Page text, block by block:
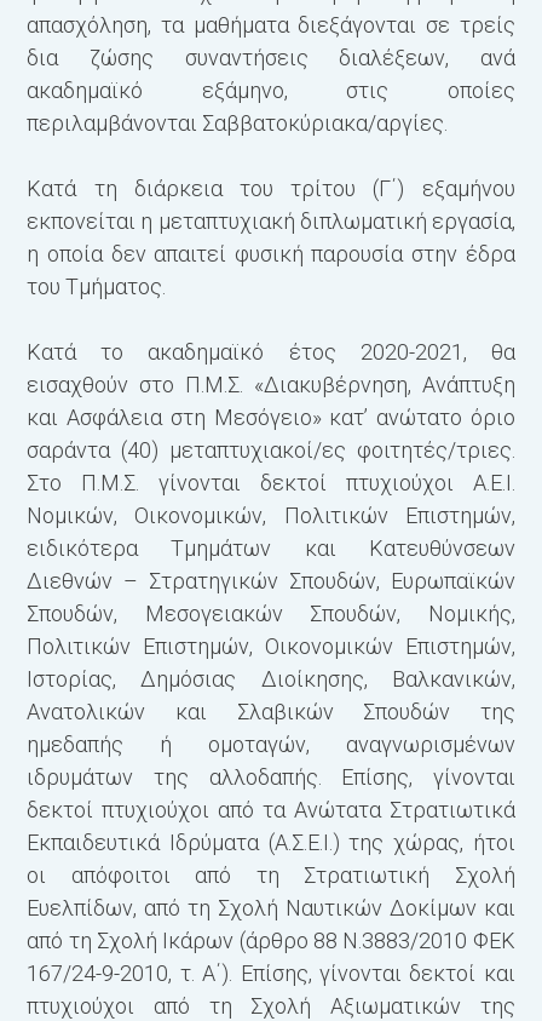
απασχόληση, τα μαθήματα διεξάγονται σε τρείς
δια ζώσης συναντήσεις διαλέξεων, ανά
ακαδημαϊκό εξάμηνο, στις οποίες
περιλαμβάνονται Σαββατοκύριακα/αργίες.
Κατά τη διάρκεια του τρίτου (Γ΄) εξαµήνου
εκπονείται η μεταπτυχιακή διπλωματική εργασία,
η οποία δεν απαιτεί φυσική παρουσία στην έδρα
του Τμήματος.
Κατά το ακαδημαϊκό έτος 2020-2021, θα
εισαχθούν στο Π.Μ.Σ. «Διακυβέρνηση, Ανάπτυξη
και Ασφάλεια στη Μεσόγειο» κατ’ ανώτατο όριο
σαράντα (40) μεταπτυχιακοί/ες φοιτητές/τριες.
Στο Π.Μ.Σ. γίνονται δεκτοί πτυχιούχοι Α.Ε.Ι.
Νομικών, Οικονομικών, Πολιτικών Επιστημών,
ειδικότερα Τμημάτων και Κατευθύνσεων
Διεθνών – Στρατηγικών Σπουδών, Ευρωπαϊκών
Σπουδών, Μεσογειακών Σπουδών, Νομικής,
Πολιτικών Επιστημών, Οικονομικών Επιστημών,
Ιστορίας, Δημόσιας Διοίκησης, Βαλκανικών,
Ανατολικών και Σλαβικών Σπουδών της
ημεδαπής ή ομοταγών, αναγνωρισμένων
ιδρυμάτων της αλλοδαπής. Επίσης, γίνονται
δεκτοί πτυχιούχοι από τα Ανώτατα Στρατιωτικά
Εκπαιδευτικά Ιδρύματα (Α.Σ.Ε.Ι.) της χώρας, ήτοι
οι απόφοιτοι από τη Στρατιωτική Σχολή
Ευελπίδων, από τη Σχολή Ναυτικών Δοκίμων και
από τη Σχολή Ικάρων (άρθρο 88 Ν.3883/2010 ΦΕΚ
167/24-9-2010, τ. Α΄). Επίσης, γίνονται δεκτοί και
πτυχιούχοι από τη Σχολή Αξιωµατικών της